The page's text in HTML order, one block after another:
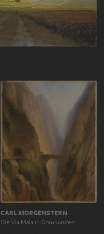
CARL MORGENSTERN
Die Via Mala in Graubünden